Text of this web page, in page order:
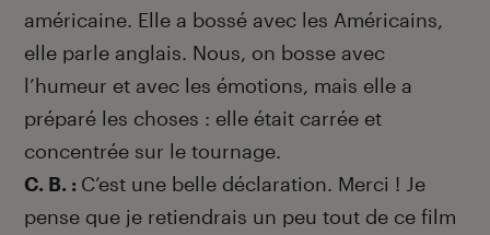
américaine. Elle a bossé avec les Américains,
elle parle anglais. Nous, on bosse avec
l’humeur et avec les émotions, mais elle a
préparé les choses : elle était carrée et
concentrée sur le tournage.
C. B. : C’est une belle déclaration. Merci ! Je
pense que je retiendrais un peu tout de ce film